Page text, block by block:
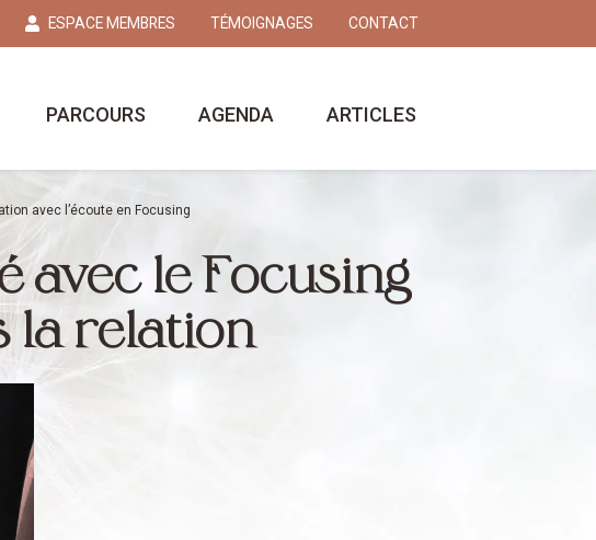
ESPACE MEMBRES TÉMOIGNAGES CONTACT
PARCOURS AGENDA ARTICLES
avec l’écoute en Focusing
avec le Focusing
la relation